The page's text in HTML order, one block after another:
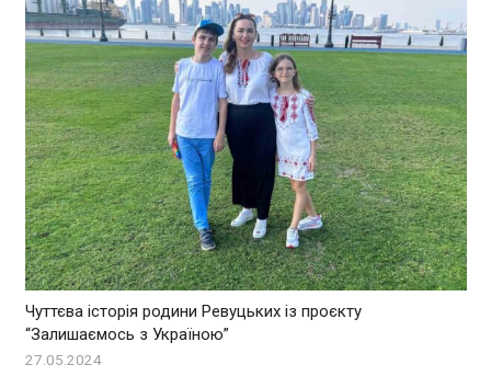
Чуттєва історія родини Ревуцьких із проєкту
“Залишаємось з Україною”
27.05.2024